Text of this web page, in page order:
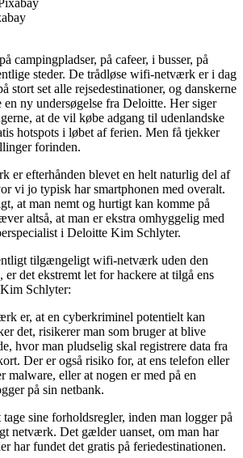
campingpladser, på cafeer, i busser, på
steder. De trådløse wifi-netværk er i dag
stort set alle rejsedestinationer, og danskerne
ny undersøgelse fra Deloitte. Her siger
at de vil købe adgang til udenlandske
hotspots i løbet af ferien. Men få tjekker
forinden.
er efterhånden blevet en helt naturlig del af
vi jo typisk har smartphonen med overalt.
at man nemt og hurtigt kan komme på
altså, at man er ekstra omhyggelig med
i Deloitte Kim Schlyter.
tilgængeligt wifi-netværk uden den
det ekstremt let for hackere at tilgå ens
Schlyter:
er, at en cyberkriminel potentielt kan
det, risikerer man som bruger at blive
hvor man pludselig skal registrere data fra
Der er også risiko for, at ens telefon eller
malware, eller at nogen er med på en
på sin netbank.
sine forholdsregler, inden man logger på
netværk. Det gælder uanset, om man har
har fundet det gratis på feriedestinationen.